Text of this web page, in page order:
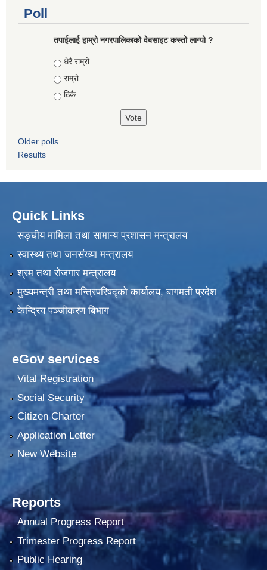
Poll
तपाईलाई हाम्रो नगरपालिकाको वेबसाइट कस्तो लाग्यो ?
Choices
धेरै राम्रो
राम्रो
ठिकै
Older polls
Results
Quick Links
सङ्घीय मामिला तथा सामान्य प्रशासन मन्त्रालय
स्वास्थ्य तथा जनसंख्या मन्त्रालय
श्रम तथा रोजगार मन्त्रालय
मुख्यमन्त्री तथा मन्त्रिपरिषद्को कार्यालय, बागमती प्रदेश
केन्द्रिय पञ्जीकरण बिभाग
eGov services
Vital Registration
Social Security
Citizen Charter
Application Letter
New Website
Reports
Annual Progress Report
Trimester Progress Report
Public Hearing